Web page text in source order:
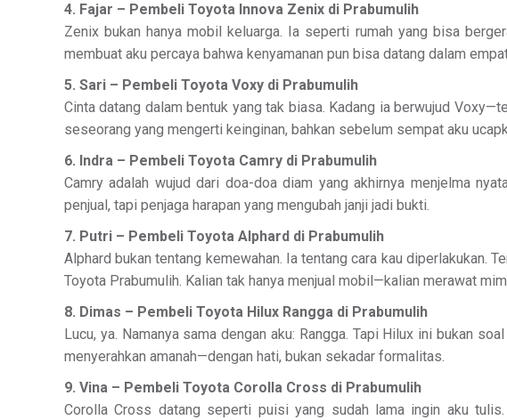
4. Fajar – Pembeli Toyota Innova Zenix di Prabumulih
Zenix bukan hanya mobil keluarga. Ia seperti rumah yang bisa
membuat aku percaya bahwa kenyamanan pun bisa datang dalam
5. Sari – Pembeli Toyota Voxy di Prabumulih
Cinta datang dalam bentuk yang tak biasa. Kadang ia berwujud
seseorang yang mengerti keinginan, bahkan sebelum sempat aku
6. Indra – Pembeli Toyota Camry di Prabumulih
Camry adalah wujud dari doa-doa diam yang akhirnya menjelma
penjual, tapi penjaga harapan yang mengubah janji jadi bukti.
7. Putri – Pembeli Toyota Alphard di Prabumulih
Alphard bukan tentang kemewahan. Ia tentang cara kau diperlakukan.
Toyota Prabumulih. Kalian tak hanya menjual mobil—kalian merawat
8. Dimas – Pembeli Toyota Hilux Rangga di Prabumulih
Lucu, ya. Namanya sama dengan aku: Rangga. Tapi Hilux ini bukan
menyerahkan amanah—dengan hati, bukan sekadar formalitas.
9. Vina – Pembeli Toyota Corolla Cross di Prabumulih
Corolla Cross datang seperti puisi yang sudah lama ingin aku